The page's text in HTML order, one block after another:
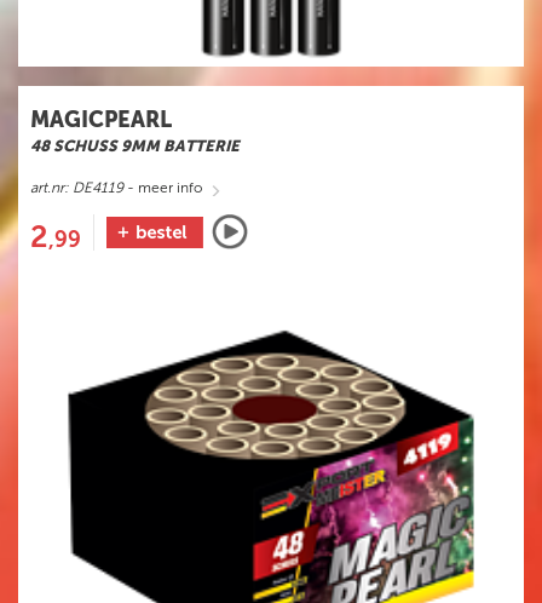
MAGICPEARL
48 SCHUSS 9MM BATTERIE
art.nr: DE4119- meer info
2,99